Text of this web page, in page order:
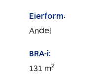
Eierform:
Andel
BRA-i:
131 m2